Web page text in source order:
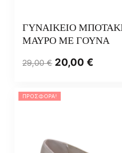
ΓΥΝΑΙΚΕΙΟ
ΜΑΥΡΟ ΜΕ ΓΟΥΝΑ
29,00€ 20,00 €
ΠΡΟΣΦΟΡΆ!